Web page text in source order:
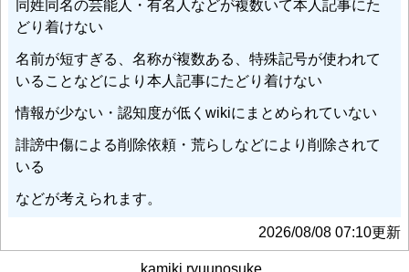
同姓同名の芸能人・有名人などが複数いて本人記事にた
どり着けない
名前が短すぎる、名称が複数ある、特殊記号が使われて
いることなどにより本人記事にたどり着けない
情報が少ない・認知度が低くwikiにまとめられていない
誹謗中傷による削除依頼・荒らしなどにより削除されて
いる
などが考えられます。
2026/08/08 07:10更新
kamiki ryuunosuke